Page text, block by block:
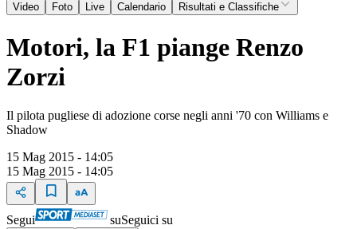
Video Foto Live Calendario Risultati e Classifiche
Motori, la F1 piange Renzo
Zorzi
Il pilota pugliese di adozione corse negli anni '70 con Williams e
Shadow
15 Mag 2015 - 14:05
15 Mag 2015 - 14:05
Segui suSeguici su